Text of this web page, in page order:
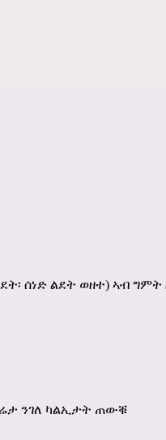
ሰነድ ልደት ወዘተ) ኣብ ግምት
ንገለ ካልኢታት ጠውቑ